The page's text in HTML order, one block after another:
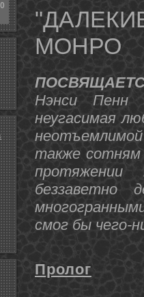
МОНРО
Нэнси Пенн
неугасимая
также сотням
протяжении
беззаветнο
смог бы чего-
Пролог